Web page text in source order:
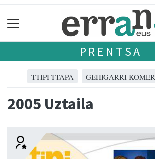
PRENTSA
TTIPI-TTAPA GEHIGARRI
2005 Uztaila